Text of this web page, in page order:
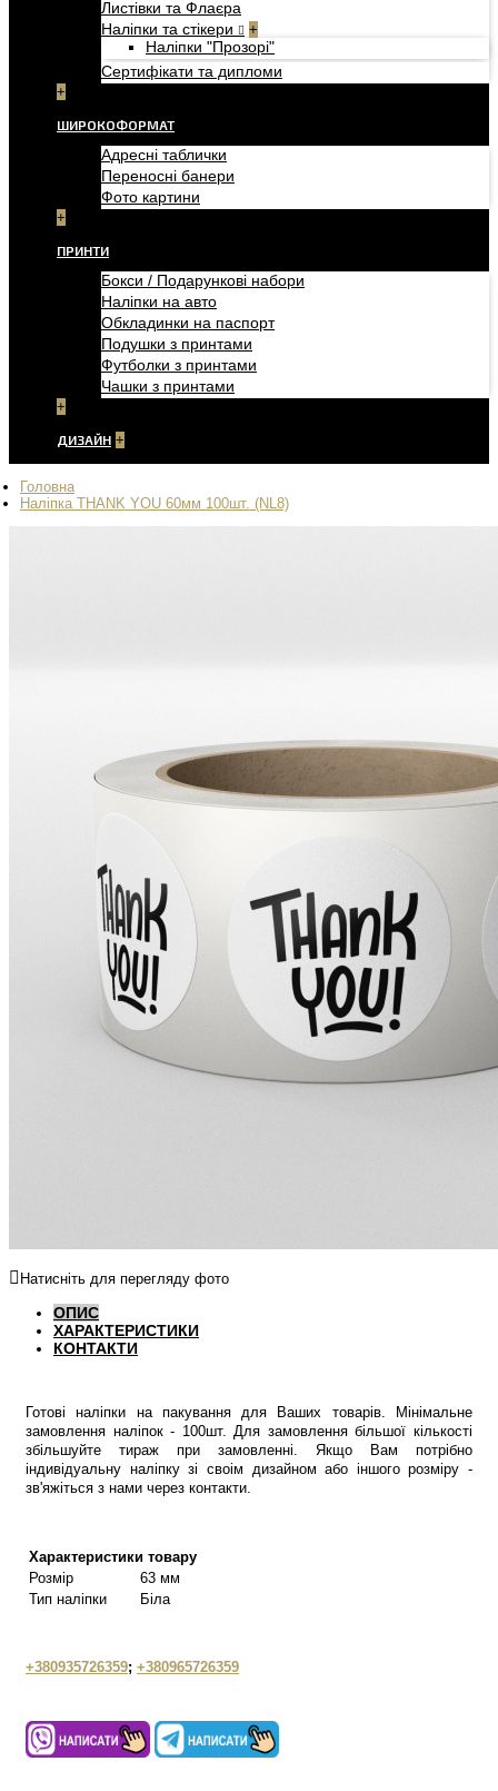
Листівки та Флаєра
Наліпки та стікери
+
Наліпки "Прозорі"
Сертифікати та дипломи
+
ШИРОКОФОРМАТ
Адресні таблички
Переносні банери
Фото картини
+
ПРИНТИ
Бокси / Подарункові набори
Наліпки на авто
Обкладинки на паспорт
Подушки з принтами
Футболки з принтами
Чашки з принтами
+
ДИЗАЙН +
Головна
Наліпка THANK YOU 60мм 100шт. (NL8)
Натисніть для перегляду фото
ОПИС
ХАРАКТЕРИСТИКИ
КОНТАКТИ
Готові наліпки на пакування для Ваших товарів. Мінімальне
замовлення наліпок - 100шт. Для замовлення більшої кількості
збільшуйте тираж при замовленні. Якщо Вам потрібно
індивідуальну наліпку зі своім дизайном або іншого розміру -
зв'яжіться з нами через контакти.
Характеристики товару
Розмір
63 мм
Тип наліпки
Біла
+380935726359; +380965726359